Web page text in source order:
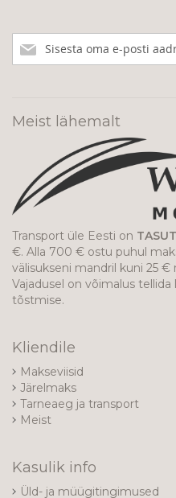
meie
Meist lähemalt
Transport üle Eesti on
€. Alla 700 € ostu puhul
välisukseni mandril kuni 25
Vajadusel on võimalus
tõstmise.
Kliendile
Makseviisid
Järelmaks
Tarneaeg ja transport
Meist
Kasulik info
Üld- ja müügitingimused